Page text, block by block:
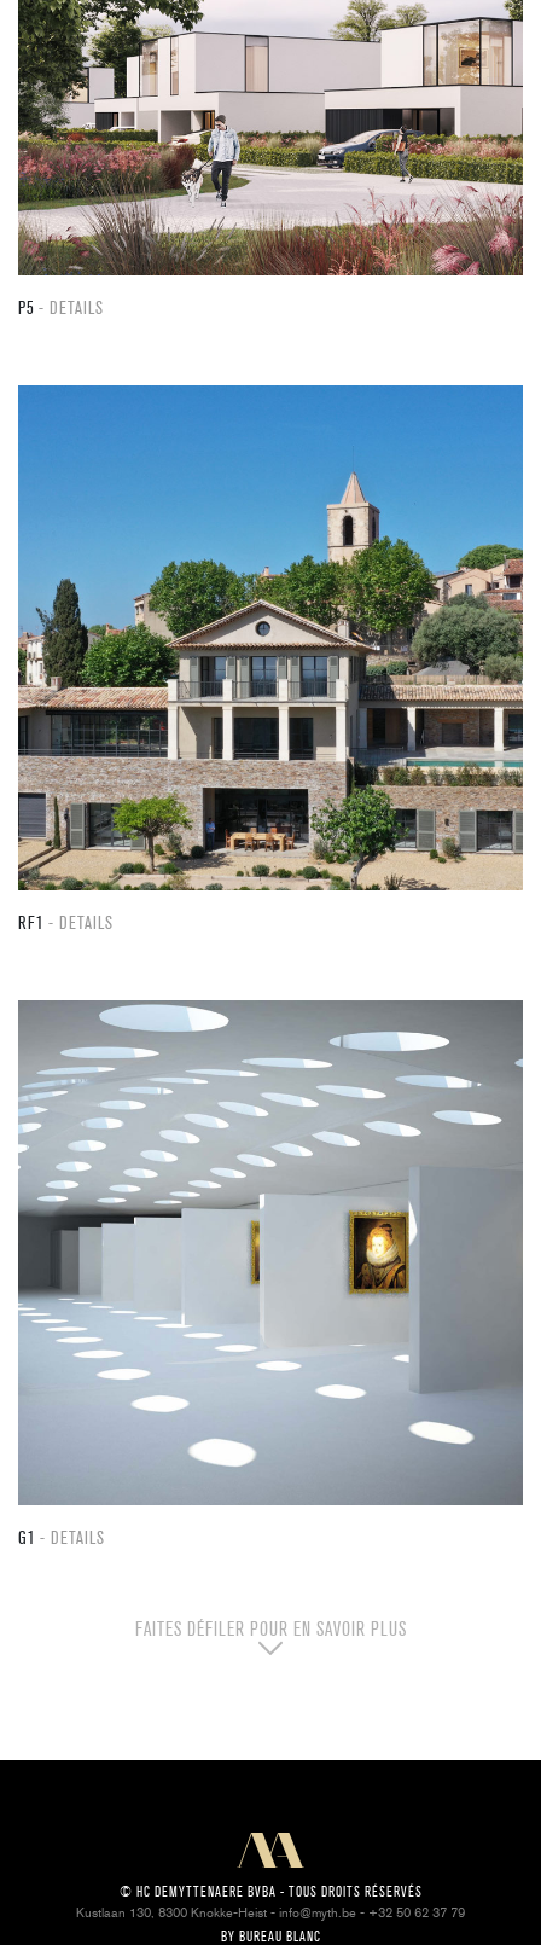
P5 DETAILS
RF1 DETAILS
G1 DETAILS
FAITES DÉFILER POUR EN SAVOIR PLUS
© HC DEMYTTENAERE BVBA - TOUS DROITS RÉSERVÉS
Kustlaan 130, 8300 Knokke-Heist - info@myth.be - +32 50 62 37 79
BY BUREAU BLANC